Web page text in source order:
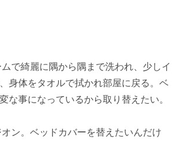
で綺麗に隅から隅まで洗われ、少しイ
身体をタオルで拭かれ部屋に戻る。ベ
な事になっているから取り替えたい。
オン。ベッドカバーを替えたいんだけ